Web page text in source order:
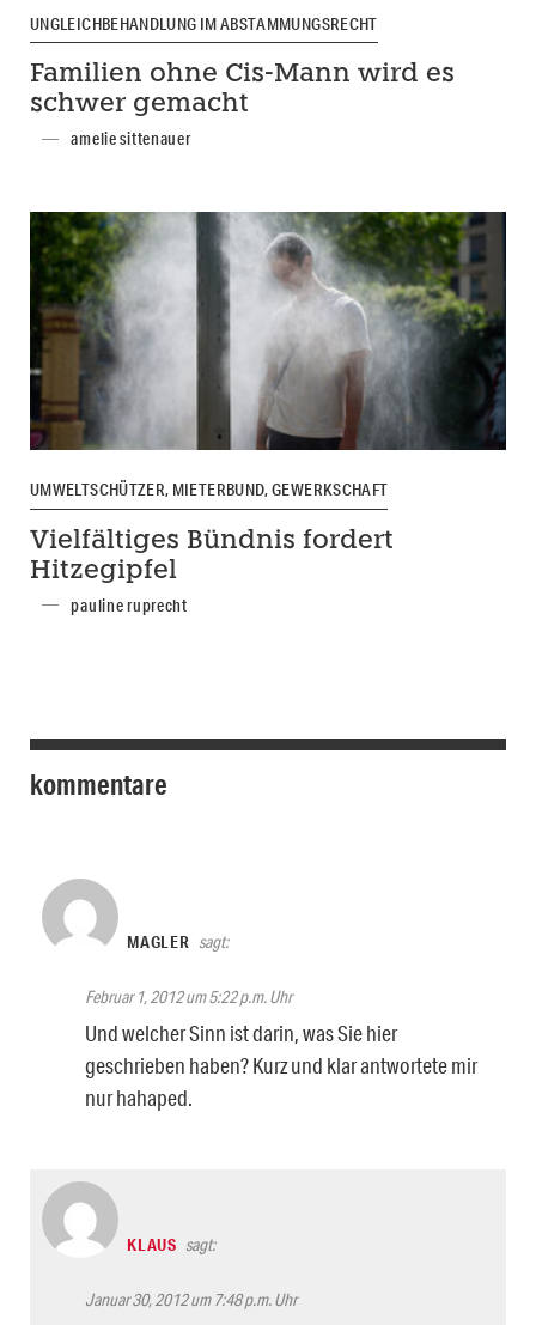
UNGLEICHBEHANDLUNG IM ABSTAMMUNGSRECHT
Familien ohne Cis-Mann wird es
schwer gemacht
amelie sittenauer
UMWELTSCHÜTZER, MIETERBUND, GEWERKSCHAFT
Vielfältiges Bündnis fordert
Hitzegipfel
pauline ruprecht
kommentare
MAGLER sagt:
Februar 1, 2012 um 5:22 p.m. Uhr
Und welcher Sinn ist darin, was Sie hier
geschrieben haben? Kurz und klar antwortete mir
nur hahaped.
KLAUS sagt:
Januar 30, 2012 um 7:48 p.m. Uhr